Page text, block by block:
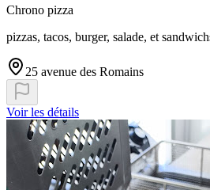
Chrono pizza
pizzas, tacos, burger, salade, et
25 avenue des Romains
Voir les détails